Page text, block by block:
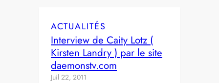
ACTUALITÉS
Interview de Caity Lotz (
Kirsten Landry ) par le site
daemonstv.com
Juil 22, 2011